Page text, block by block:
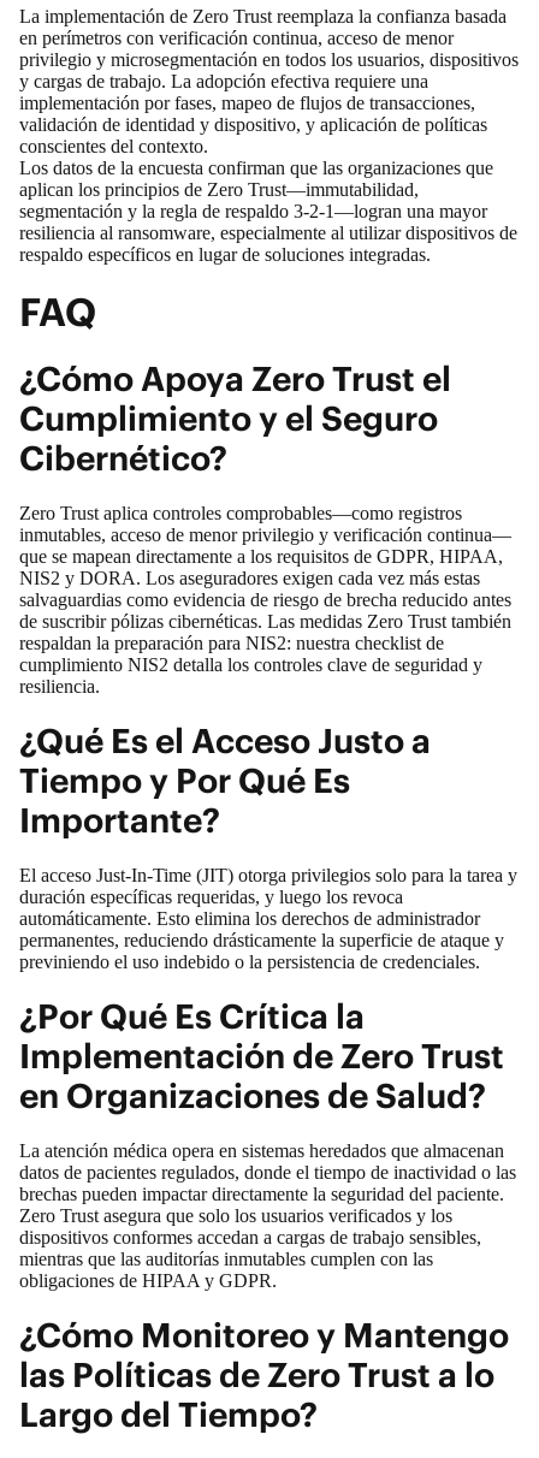
La implementación de Zero Trust reemplaza la confianza basada
en perímetros con verificación continua, acceso de menor
privilegio y microsegmentación en todos los usuarios, dispositivos
y cargas de trabajo. La adopción efectiva requiere una
implementación por fases, mapeo de flujos de transacciones,
validación de identidad y dispositivo, y aplicación de políticas
conscientes del contexto.
Los datos de la encuesta confirman que las organizaciones que
aplican los principios de Zero Trust—immutabilidad,
segmentación y la regla de respaldo 3-2-1—logran una mayor
resiliencia al ransomware, especialmente al utilizar dispositivos de
respaldo específicos en lugar de soluciones integradas.
FAQ
¿Cómo Apoya Zero Trust el
Cumplimiento y el Seguro
Cibernético?
Zero Trust aplica controles comprobables—como registros
inmutables, acceso de menor privilegio y verificación continua—
que se mapean directamente a los requisitos de GDPR, HIPAA,
NIS2 y DORA. Los aseguradores exigen cada vez más estas
salvaguardias como evidencia de riesgo de brecha reducido antes
de suscribir pólizas cibernéticas. Las medidas Zero Trust también
respaldan la preparación para NIS2: nuestra checklist de
cumplimiento NIS2 detalla los controles clave de seguridad y
resiliencia.
¿Qué Es el Acceso Justo a
Tiempo y Por Qué Es
Importante?
El acceso Just-In-Time (JIT) otorga privilegios solo para la tarea y
duración específicas requeridas, y luego los revoca
automáticamente. Esto elimina los derechos de administrador
permanentes, reduciendo drásticamente la superficie de ataque y
previniendo el uso indebido o la persistencia de credenciales.
¿Por Qué Es Crítica la
Implementación de Zero Trust
en Organizaciones de Salud?
La atención médica opera en sistemas heredados que almacenan
datos de pacientes regulados, donde el tiempo de inactividad o las
brechas pueden impactar directamente la seguridad del paciente.
Zero Trust asegura que solo los usuarios verificados y los
dispositivos conformes accedan a cargas de trabajo sensibles,
mientras que las auditorías inmutables cumplen con las
obligaciones de HIPAA y GDPR.
¿Cómo Monitoreo y Mantengo
las Políticas de Zero Trust a lo
Largo del Tiempo?